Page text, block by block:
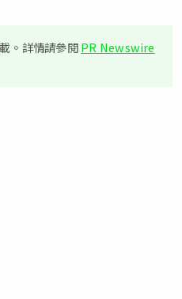
。詳情請參閱PR Newswire